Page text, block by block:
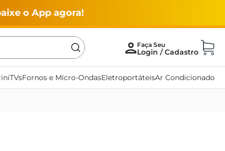
o App agora!
TVsFornos e Micro-OndasEletroportáteisAr Condicionado